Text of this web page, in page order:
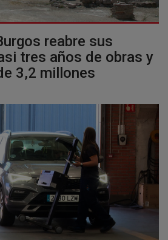
reabre sus
tres años de obras y
3,2 millones